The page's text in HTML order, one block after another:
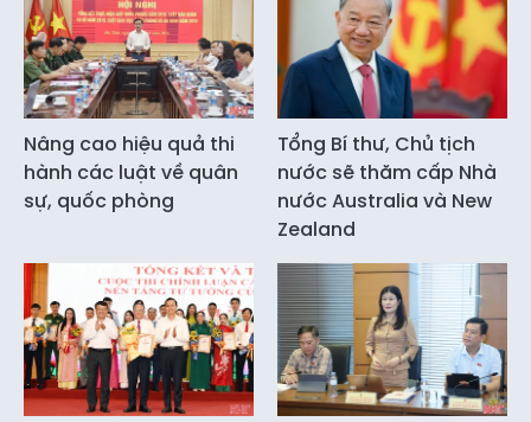
Nâng cao hiệu quả thi
hành các luật về quân
sự, quốc phòng
Tổng Bí thư, Chủ tịch
nước sẽ thăm cấp Nhà
nước Australia và New
Zealand